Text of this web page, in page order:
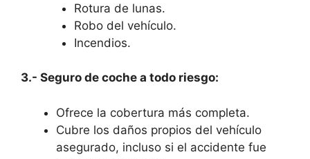
Rotura de lunas.
Robo del vehículo.
Incendios.
3.- Seguro de coche a todo riesgo:
Ofrece la cobertura más completa.
Cubre los daños propios del vehículo
asegurado, incluso si el accidente fue